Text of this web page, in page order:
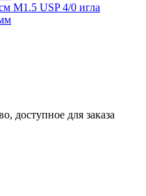
М1.5 USP 4/0 игла
доступное для заказа